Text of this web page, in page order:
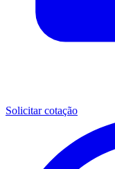
Solicitar cotação